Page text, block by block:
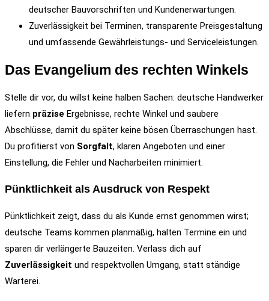
deutscher Bauvorschriften und Kundenerwartungen.
Zuverlässigkeit bei Terminen, transparente Preisgestaltung
und umfassende Gewährleistungs‑ und Serviceleistungen.
Das Evangelium des rechten Winkels
Stelle dir vor, du willst keine halben Sachen: deutsche Handwerker
liefern präzise Ergebnisse, rechte Winkel und saubere
Abschlüsse, damit du später keine bösen Überraschungen hast.
Du profitierst von Sorgfalt, klaren Angeboten und einer
Einstellung, die Fehler und Nacharbeiten minimiert.
Pünktlichkeit als Ausdruck von Respekt
Pünktlichkeit zeigt, dass du als Kunde ernst genommen wirst;
deutsche Teams kommen planmäßig, halten Termine ein und
sparen dir verlängerte Bauzeiten. Verlass dich auf
Zuverlässigkeit und respektvollen Umgang, statt ständige
Warterei.